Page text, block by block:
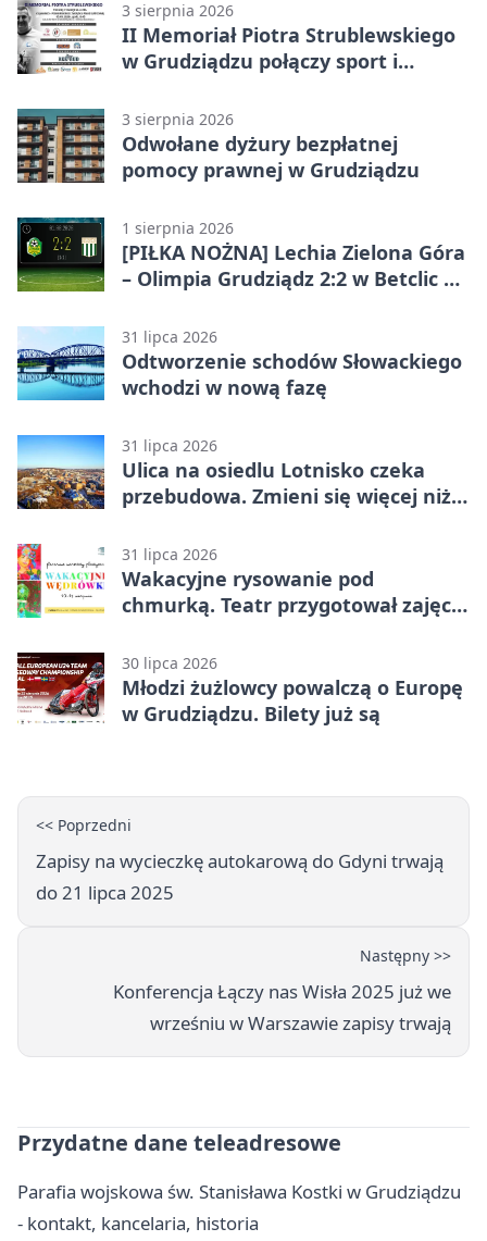
3 sierpnia 2026
II Memoriał Piotra Strublewskiego
w Grudziądzu połączy sport i
3 sierpnia 2026
Odwołane dyżury bezpłatnej
pomocy prawnej w Grudziądzu
1 sierpnia 2026
[PIŁKA NOŻNA] Lechia Zielona Góra
– Olimpia Grudziądz 2:2 w Betclic 2.
końcówce
31 lipca 2026
Odtworzenie schodów Słowackiego
wchodzi w nową fazę
31 lipca 2026
Ulica na osiedlu Lotnisko czeka
przebudowa. Zmieni się więcej niż
31 lipca 2026
Wakacyjne rysowanie pod
chmurką. Teatr przygotował zajęcia
30 lipca 2026
Młodzi żużlowcy powalczą o Europę
w Grudziądzu. Bilety już są
<< Poprzedni
Zapisy na wycieczkę autokarową do Gdyni trwają
do 21 lipca 2025
Następny >>
Konferencja Łączy nas Wisła 2025 już we
wrześniu w Warszawie zapisy trwają
Przydatne dane teleadresowe
Parafia wojskowa św. Stanisława Kostki w Grudziądzu
- kontakt, kancelaria, historia